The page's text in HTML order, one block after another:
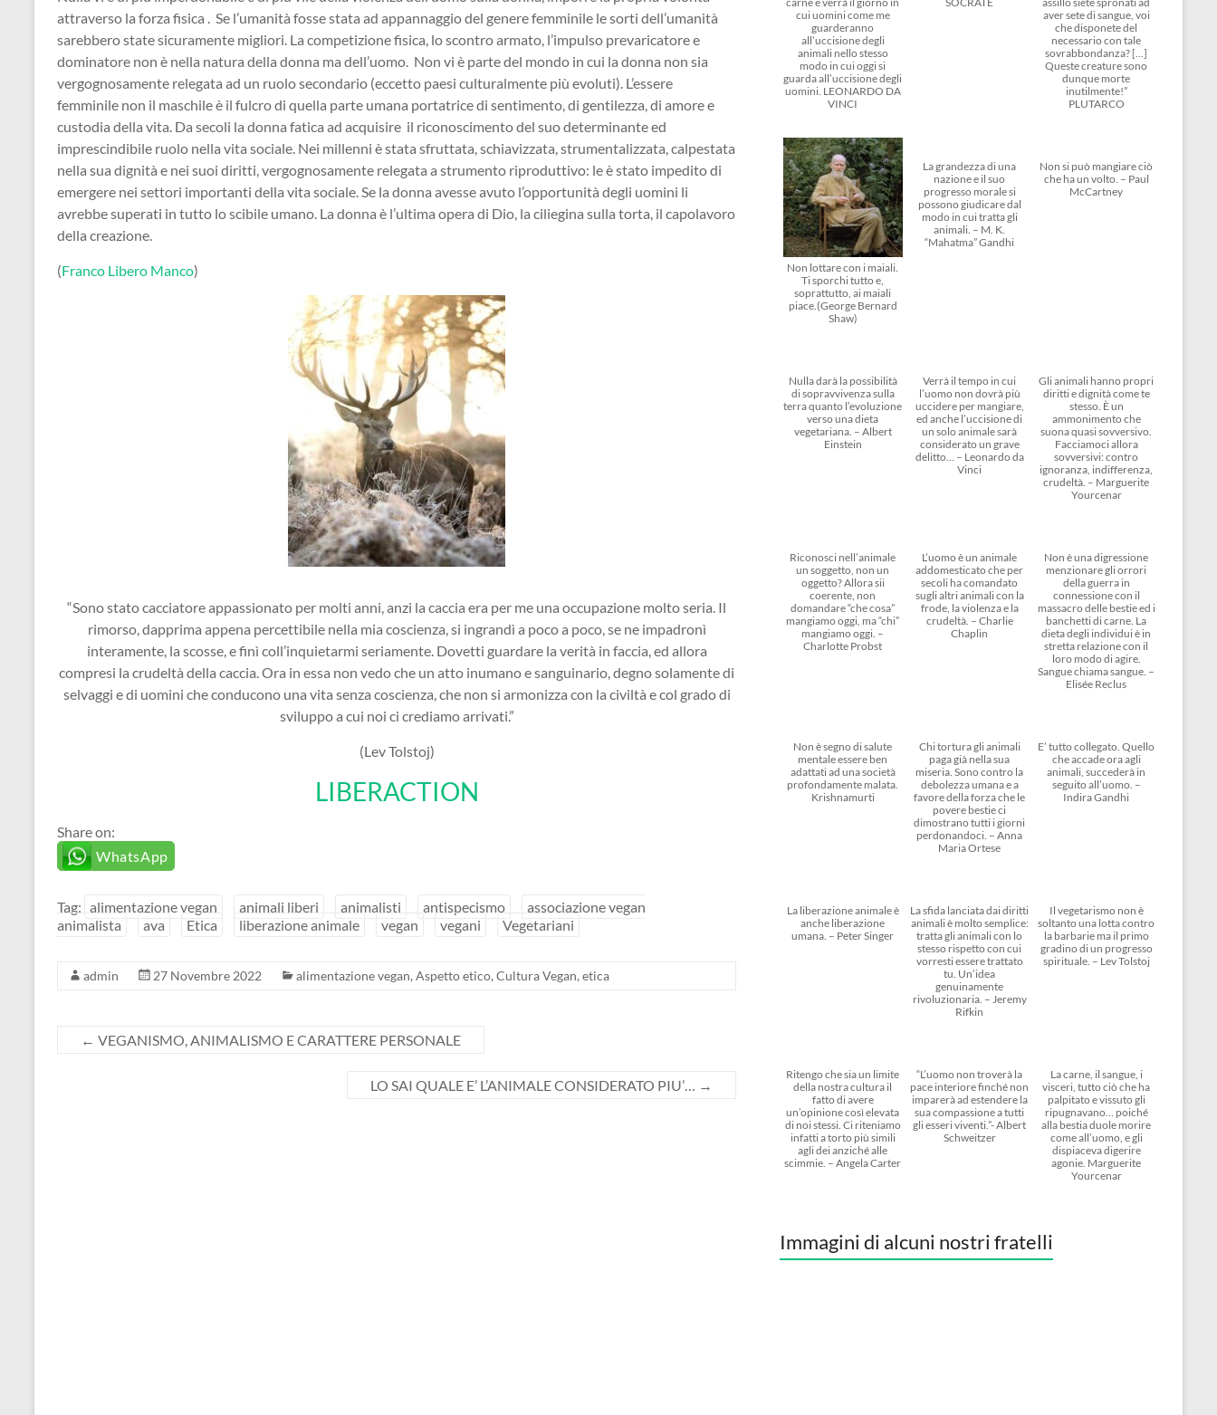
attraverso la forza fisica . Se l’umanità fosse stata ad appannaggio del genere femminile le sorti dell’umanità
sarebbero state sicuramente migliori. La competizione fisica, lo scontro armato, l’impulso prevaricatore e
dominatore non è nella natura della donna ma dell’uomo. Non vi è parte del mondo in cui la donna non sia
vergognosamente relegata ad un ruolo secondario (eccetto paesi culturalmente più evoluti). L’essere
femminile non il maschile è il fulcro di quella parte umana portatrice di sentimento, di gentilezza, di amore e
custodia della vita. Da secoli la donna fatica ad acquisire il riconoscimento del suo determinante ed
imprescindibile ruolo nella vita sociale. Nei millenni è stata sfruttata, schiavizzata, strumentalizzata, calpestata
nella sua dignità e nei suoi diritti, vergognosamente relegata a strumento riproduttivo: le è stato impedito di
emergere nei settori importanti della vita sociale. Se la donna avesse avuto l’opportunità degli uomini li
avrebbe superati in tutto lo scibile umano. La donna è l’ultima opera di Dio, la ciliegina sulla torta, il capolavoro
della creazione.
(Franco Libero Manco)
“Sono stato cacciatore appassionato per molti anni, anzi la caccia era per me una occupazione molto seria. Il
rimorso, dapprima appena percettibile nella mia coscienza, si ingrandì a poco a poco, se ne impadronì
interamente, la scosse, e finì coll’inquietarmi seriamente. Dovetti guardare la verità in faccia, ed allora
compresi la crudeltà della caccia. Ora in essa non vedo che un atto inumano e sanguinario, degno solamente di
selvaggi e di uomini che conducono una vita senza coscienza, che non si armonizza con la civiltà e col grado di
sviluppo a cui noi ci crediamo arrivati.”
(Lev Tolstoj)
LIBERACTION
Share on:
WhatsApp
Tag: alimentazione vegan animali liberi animalisti antispecismo
associazione vegan
animalista
ava Etica liberazione animale vegan vegani Vegetariani
admin 27 Novembre 2022 alimentazione vegan, Aspetto etico, Cultura Vegan, etica
← VEGANISMO, ANIMALISMO E CARATTERE PERSONALE
LO SAI QUALE E’ L’ANIMALE CONSIDERATO PIU’… →
cui uomini come me
guarderanno
all’uccisione degli
animali nello stesso
modo in cui oggi si
guarda all’uccisione degli
uomini. LEONARDO DA
VINCI
aver sete di sangue, voi
che disponete del
necessario con tale
sovrabbondanza? […]
Queste creature sono
dunque morte
inutilmente!”
PLUTARCO
Non lottare con i maiali.
Ti sporchi tutto e,
soprattutto, ai maiali
piace.(George Bernard
Shaw)
La grandezza di una
nazione e il suo
progresso morale si
possono giudicare dal
modo in cui tratta gli
animali. – M. K.
“Mahatma” Gandhi
Non si può mangiare ciò
che ha un volto. – Paul
McCartney
Nulla darà la possibilità
di sopravvivenza sulla
terra quanto l’evoluzione
verso una dieta
vegetariana. – Albert
Einstein
Verrà il tempo in cui
l’uomo non dovrà più
uccidere per mangiare,
ed anche l’uccisione di
un solo animale sarà
considerato un grave
delitto… – Leonardo da
Vinci
Gli animali hanno propri
diritti e dignità come te
stesso. È un
ammonimento che
suona quasi sovversivo.
Facciamoci allora
sovversivi: contro
ignoranza, indifferenza,
crudeltà. – Marguerite
Yourcenar
Riconosci nell’animale
un soggetto, non un
oggetto? Allora sii
coerente, non
domandare “che cosa”
mangiamo oggi, ma “chi”
mangiamo oggi. –
Charlotte Probst
L’uomo è un animale
addomesticato che per
secoli ha comandato
sugli altri animali con la
frode, la violenza e la
crudeltà. – Charlie
Chaplin
Non è una digressione
menzionare gli orrori
della guerra in
connessione con il
massacro delle bestie ed i
banchetti di carne. La
dieta degli individui è in
stretta relazione con il
loro modo di agire.
Sangue chiama sangue. –
Elisée Reclus
Non è segno di salute
mentale essere ben
adattati ad una società
profondamente malata.
Krishnamurti
Chi tortura gli animali
paga già nella sua
miseria. Sono contro la
debolezza umana e a
favore della forza che le
povere bestie ci
dimostrano tutti i giorni
perdonandoci. – Anna
Maria Ortese
E’ tutto collegato. Quello
che accade ora agli
animali, succederà in
seguito all’uomo. –
Indira Gandhi
La liberazione animale è
anche liberazione
umana. – Peter Singer
La sfida lanciata dai diritti
animali è molto semplice:
tratta gli animali con lo
stesso rispetto con cui
vorresti essere trattato
tu. Un’idea
genuinamente
rivoluzionaria. – Jeremy
Rifkin
Il vegetarismo non è
soltanto una lotta contro
la barbarie ma il primo
gradino di un progresso
spirituale. – Lev Tolstoj
Ritengo che sia un limite
della nostra cultura il
fatto di avere
un’opinione così elevata
di noi stessi. Ci riteniamo
infatti a torto più simili
agli dei anziché alle
scimmie. – Angela Carter
“L’uomo non troverà la
pace interiore finché non
imparerà ad estendere la
sua compassione a tutti
gli esseri viventi.”- Albert
Schweitzer
La carne, il sangue, i
visceri, tutto ciò che ha
palpitato e vissuto gli
ripugnavano… poiché
alla bestia duole morire
come all’uomo, e gli
dispiaceva digerire
agonie. Marguerite
Yourcenar
Immagini di alcuni nostri fratelli